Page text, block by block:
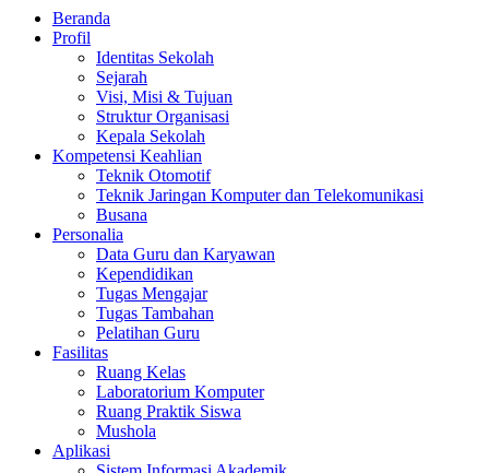
Beranda
Profil
Identitas Sekolah
Sejarah
Visi, Misi & Tujuan
Struktur Organisasi
Kepala Sekolah
Kompetensi Keahlian
Teknik Otomotif
Teknik Jaringan Komputer dan Telekomunikasi
Busana
Personalia
Data Guru dan Karyawan
Kependidikan
Tugas Mengajar
Tugas Tambahan
Pelatihan Guru
Fasilitas
Ruang Kelas
Laboratorium Komputer
Ruang Praktik Siswa
Mushola
Aplikasi